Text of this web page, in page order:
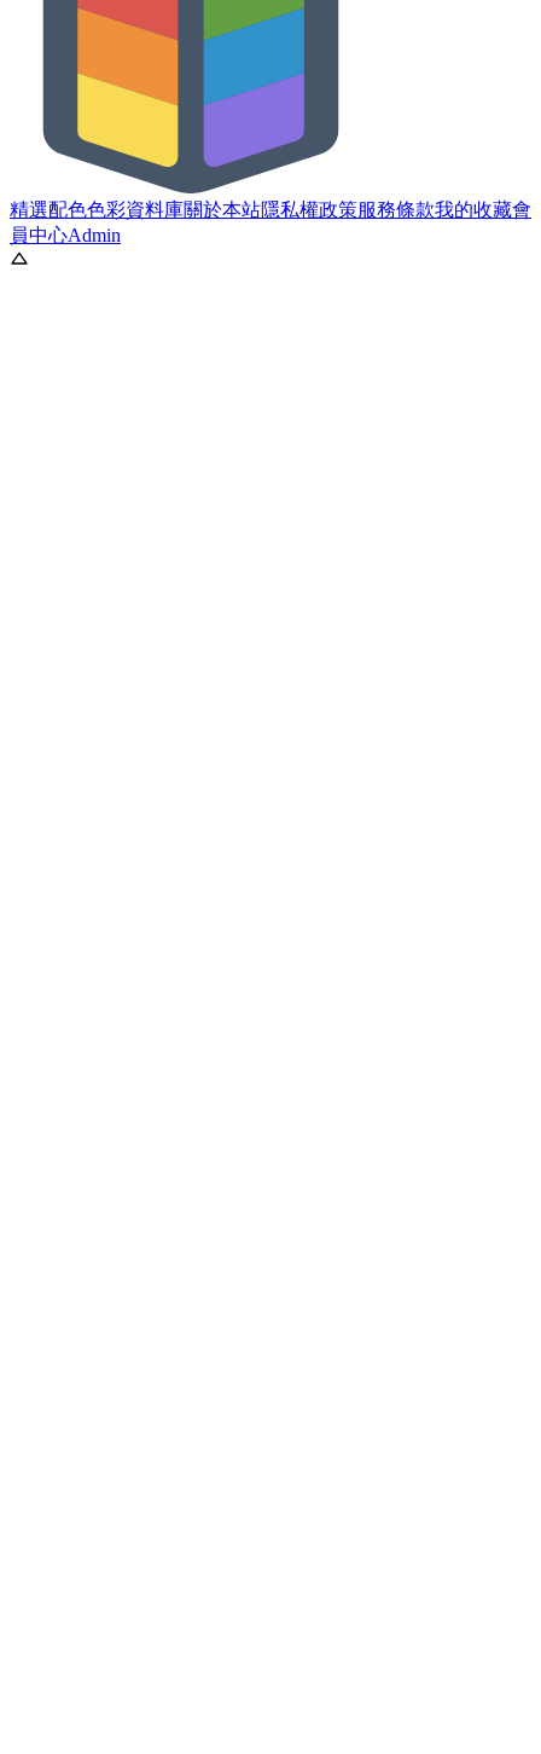
精選配色色彩資料庫關於本站隱私權政策服務條款我的收藏會
員中心Admin